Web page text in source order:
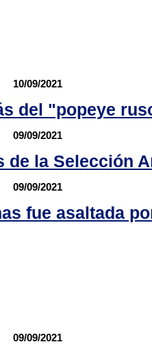
10/09/2021
del "popeye
09/09/2021
de la Selección
09/09/2021
fue asaltada
09/09/2021